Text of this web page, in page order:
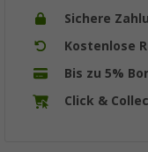
Sichere
Kostenlose
Bis zu 5%
Click &